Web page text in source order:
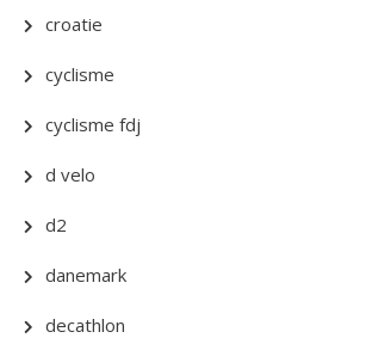
croatie
cyclisme
cyclisme fdj
d velo
d2
danemark
decathlon